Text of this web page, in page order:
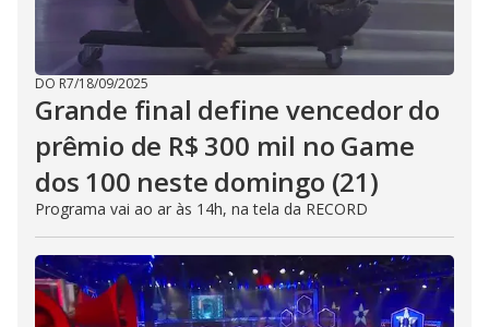
DO R7/18/09/2025
Grande final define vencedor do
prêmio de R$ 300 mil no Game
dos 100 neste domingo (21)
Programa vai ao ar às 14h, na tela da RECORD